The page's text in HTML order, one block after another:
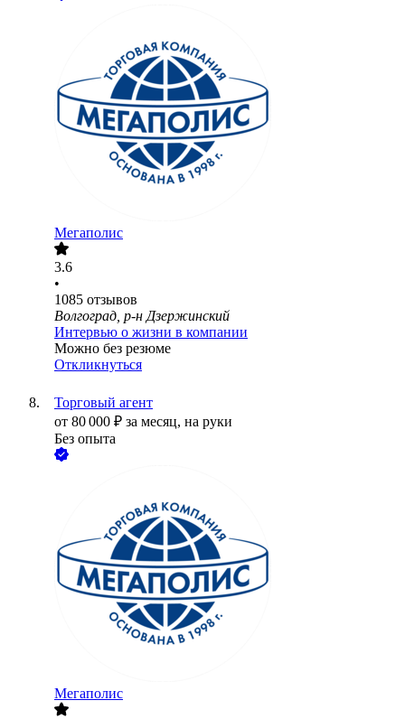
Мегаполис
3.6
•
1085 отзывов
Волгоград, р-н Дзержинский
Интервью о жизни в компании
Можно без резюме
Откликнуться
Торговый агент
от 80 000 ₽ за месяц, на руки
Без опыта
Мегаполис